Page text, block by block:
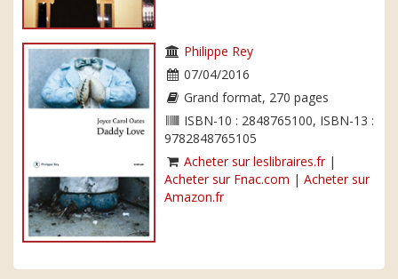
Philippe Rey
07/04/2016
Grand format, 270 pages
ISBN-10 : 2848765100, ISBN-13 :
9782848765105
Acheter sur leslibraires.fr|
Acheter sur Fnac.com | Acheter sur
Amazon.fr